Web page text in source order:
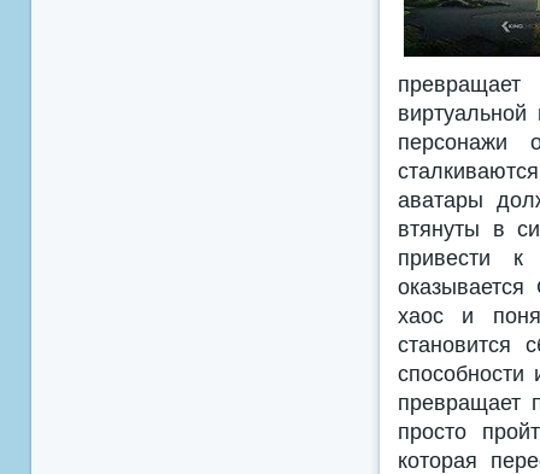
персонажи
аватары
втянуты в
привести
хаос и
становится
способности
превращает
просто
которая